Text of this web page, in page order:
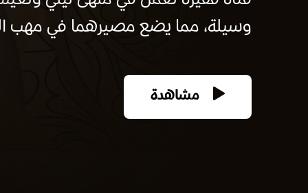
وسيلة، مما يضع مصيرهما في مهب
مشاهدة